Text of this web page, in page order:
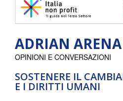
ADRIAN ARENA
SOSTENERE IL
E I DIRITTI UMANI
OPINIONI E CONVERSAZIONI